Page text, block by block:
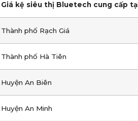
Giá kệ siêu thị Bluetech cung cấp
Thành phố Rạch Giá
Thành phố Hà Tiên
Huyện An Biên
Huyện An Minh